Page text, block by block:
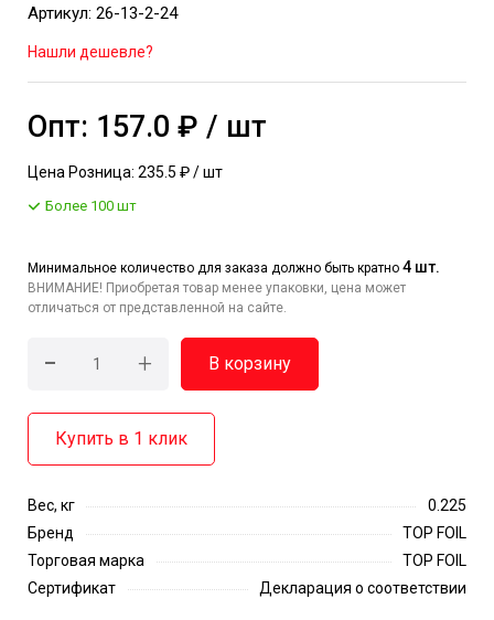
Артикул: 26-13-2-24
Нашли дешевле?
Опт: 157.0 ₽ / шт
Цена Розница: 235.5 ₽ / шт
Более 100 шт
Минимальное количество для заказа должно быть кратно 4 шт.
ВНИМАНИЕ! Приобретая товар менее упаковки, цена может
отличаться от представленной на сайте.
- + В корзину
Купить в 1 клик
Вес, кг
0.225
Бренд
TOP FOIL
Торговая марка
TOP FOIL
Сертификат
Декларация о соответствии